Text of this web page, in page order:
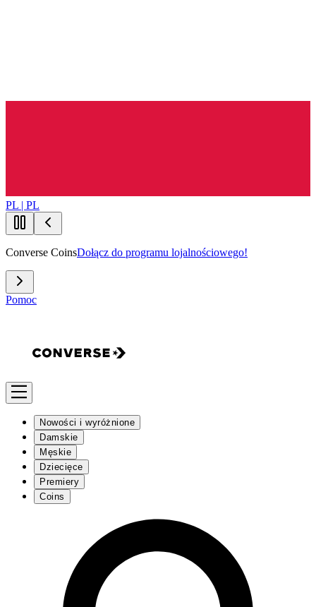
PL | PL
Converse CoinsDołącz do programu lojalnościowego!
Pomoc
Nowości i wyróżnione
Damskie
Męskie
Dziecięce
Premiery
Coins